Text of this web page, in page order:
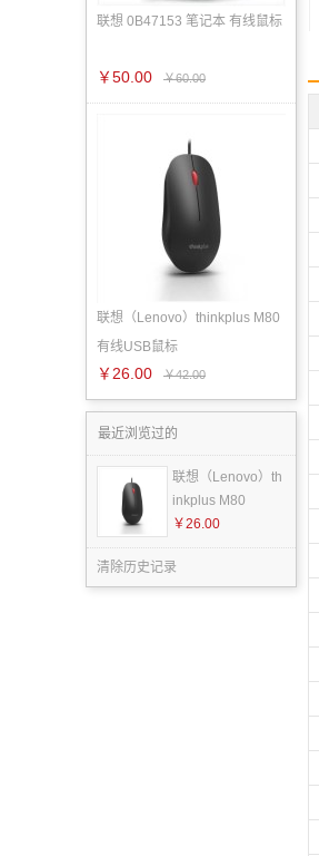
联想 0B47153 笔记本 有线鼠标
￥50.00 ￥60.00
联想（Lenovo）thinkplus M80
有线USB鼠标
￥26.00 ￥42.00
最近浏览过的
联想（Lenovo）th
inkplus M80
￥26.00
清除历史记录